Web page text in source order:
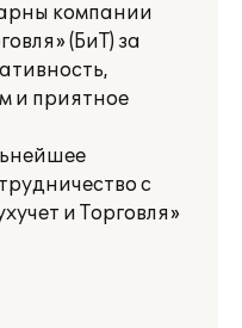
компании
(БиТ) за
и приятное
с
и Торговля»